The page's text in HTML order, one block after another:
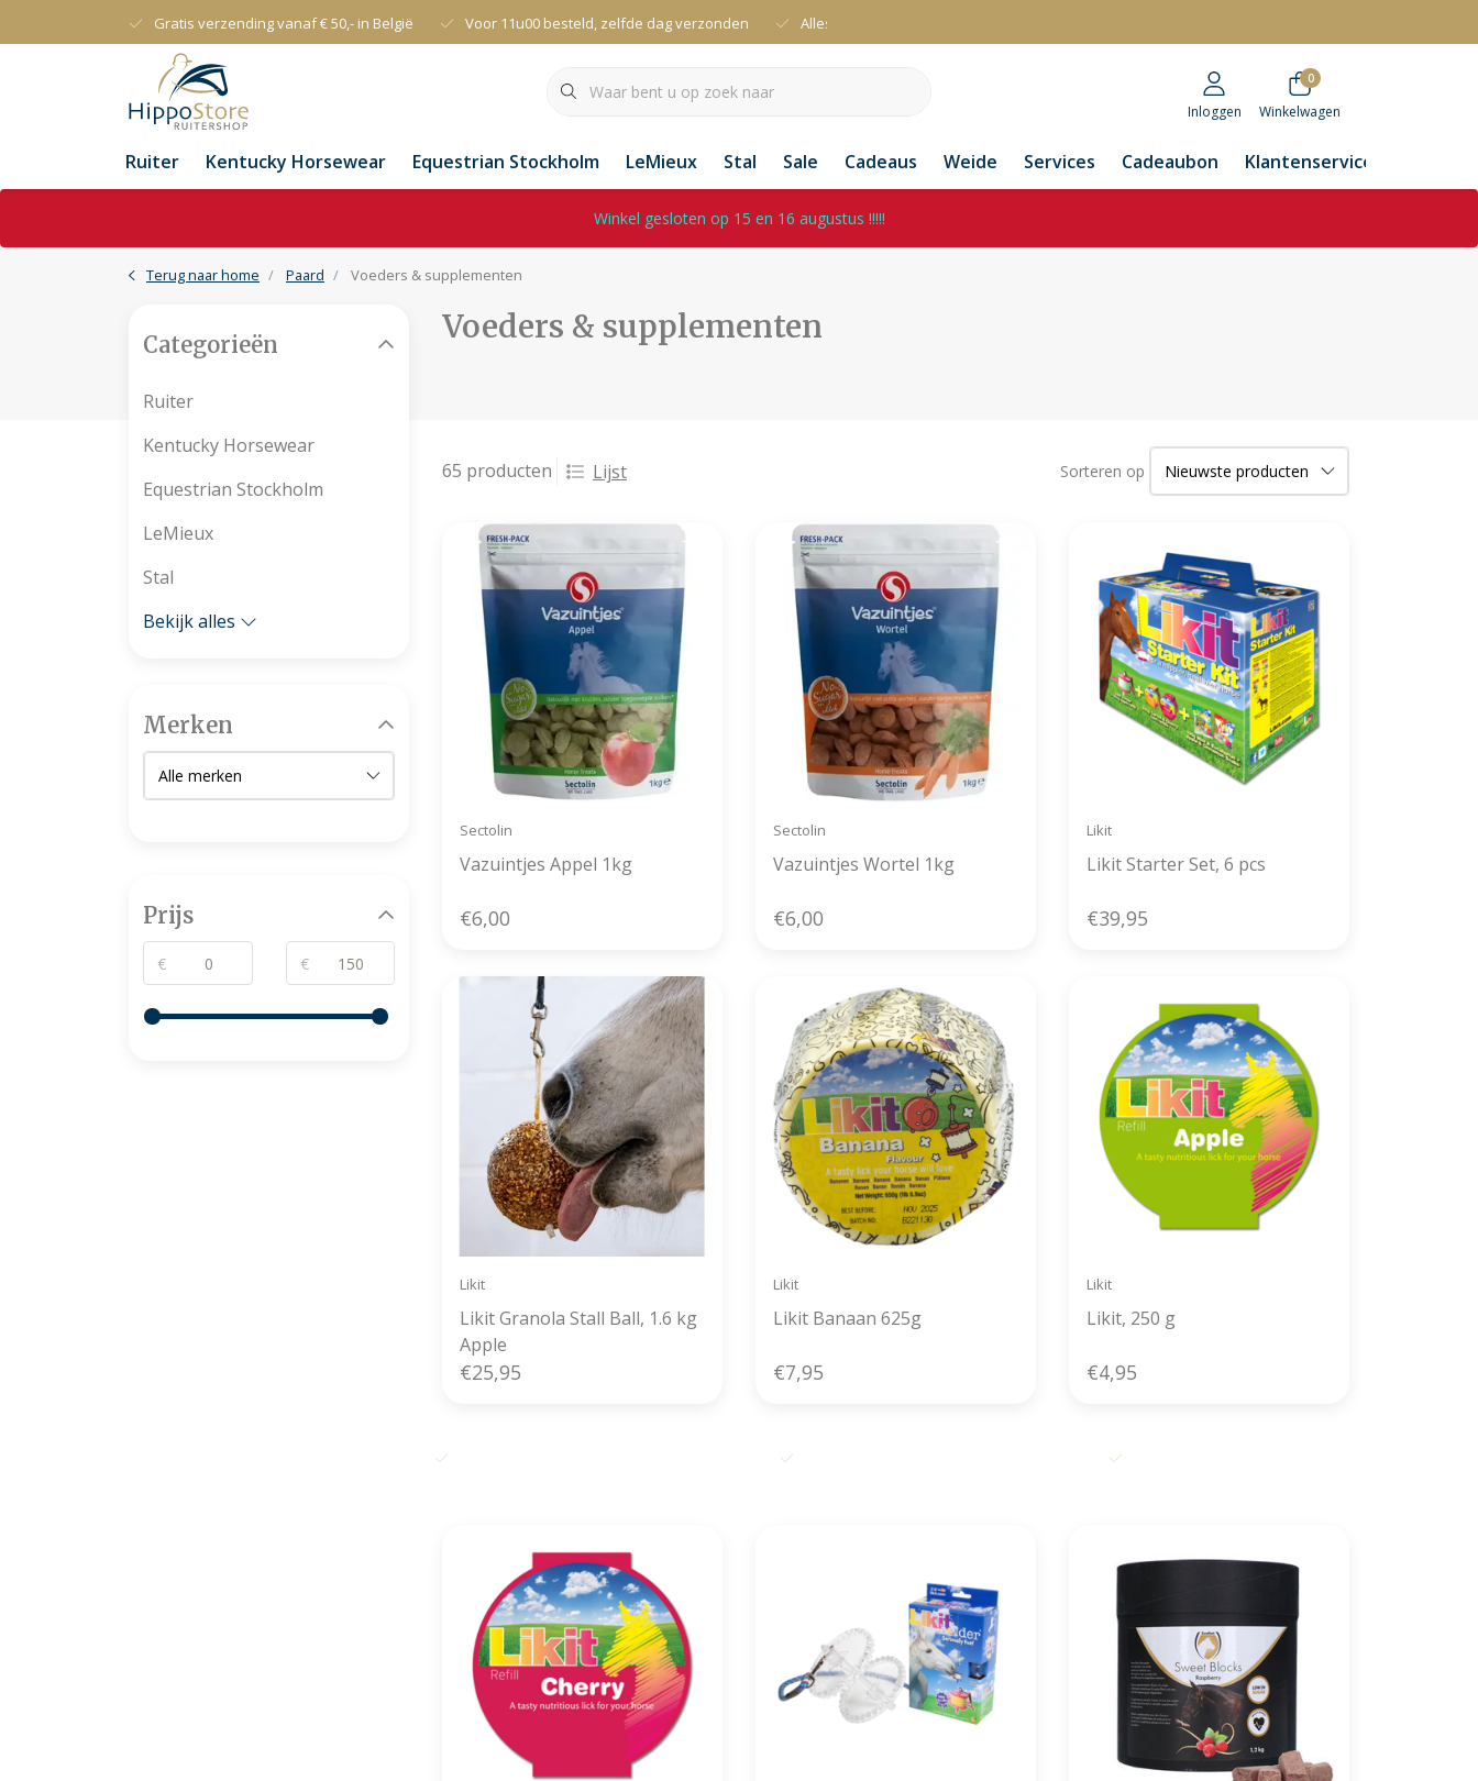
Gratis verzending vanaf € 50,- in België Voor 11u00 besteld, zelfde dag verzonden Alles uit voorraad leverbaar
Inloggen
0
Winkelwagen
Ruiter Kentucky Horsewear Equestrian Stockholm LeMieux Stal Sale Cadeaus Weide Services Cadeaubon Klantenservice
Winkel gesloten op 15 en 16 augustus !!!!!
Terug naar home Paard Voeders & supplementen
Voeders & supplementen
65 producten Lijst Sorteren op
Sectolin
Vazuintjes Appel 1kg
€6,00
Sectolin
Vazuintjes Wortel 1kg
€6,00
Likit
Likit Starter Set, 6 pcs
€39,95
Likit
Likit Granola Stall Ball, 1.6 kg
Apple
€25,95
Likit
Likit Banaan 625g
€7,95
Likit
Likit, 250 g
€4,95
Categorieën
Ruiter
Kentucky Horsewear
Equestrian Stockholm
LeMieux
Stal
Bekijk alles
Merken
Prijs
€ €